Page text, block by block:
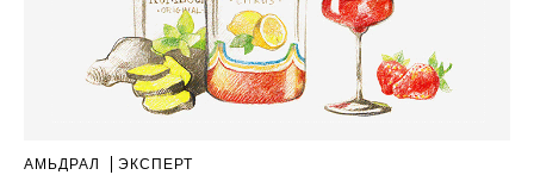
АМЬДРАЛ ЭКСПЕРТ